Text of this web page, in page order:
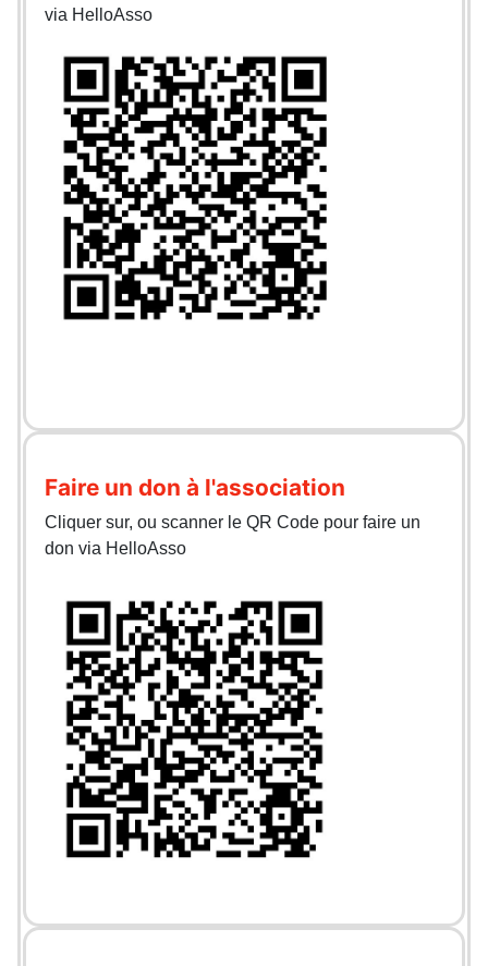
via HelloAsso
Faire un don à l'association
Cliquer sur, ou scanner le QR Code pour faire un
don via HelloAsso